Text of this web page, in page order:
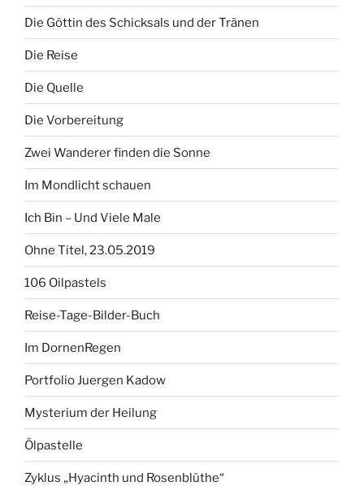
Die Göttin des Schicksals und der Tränen
Die Reise
Die Quelle
Die Vorbereitung
Zwei Wanderer finden die Sonne
Im Mondlicht schauen
Ich Bin – Und Viele Male
Ohne Titel, 23.05.2019
106 Oilpastels
Reise-Tage-Bilder-Buch
Im DornenRegen
Portfolio Juergen Kadow
Mysterium der Heilung
Ölpastelle
Zyklus „Hyacinth und Rosenblüthe“